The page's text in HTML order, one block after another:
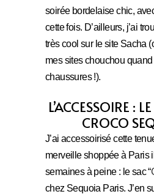
soirée bordelaise chic,
cette fois. D’ailleurs, j’ai
très cool sur le site Sacha
mes sites chouchou quand
chaussures !).
L’ACCESSOIRE :
CROCO
J’ai accessoirisé cette
merveille shoppée à Paris
semaines à peine : le sac “
chez Sequoia Paris. J’en